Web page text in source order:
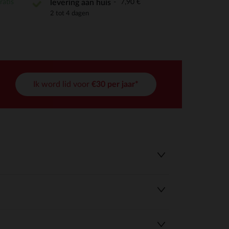
aan te passen en te beheren, en zorgt ervoor dat aan
levering aan huis 7,90 €
2 tot 4 dagen
Ik word lid voor €30 per jaar*